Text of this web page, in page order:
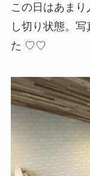
この日はあま
し切り状態。
た ♡♡